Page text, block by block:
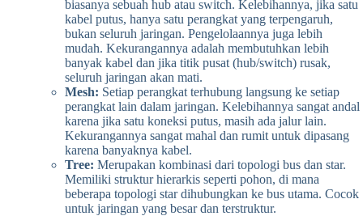
biasanya sebuah hub atau switch. Kelebihannya, jika satu
kabel putus, hanya satu perangkat yang terpengaruh,
bukan seluruh jaringan. Pengelolaannya juga lebih
mudah. Kekurangannya adalah membutuhkan lebih
banyak kabel dan jika titik pusat (hub/switch) rusak,
seluruh jaringan akan mati.
Mesh: Setiap perangkat terhubung langsung ke setiap
perangkat lain dalam jaringan. Kelebihannya sangat andal
karena jika satu koneksi putus, masih ada jalur lain.
Kekurangannya sangat mahal dan rumit untuk dipasang
karena banyaknya kabel.
Tree: Merupakan kombinasi dari topologi bus dan star.
Memiliki struktur hierarkis seperti pohon, di mana
beberapa topologi star dihubungkan ke bus utama. Cocok
untuk jaringan yang besar dan terstruktur.